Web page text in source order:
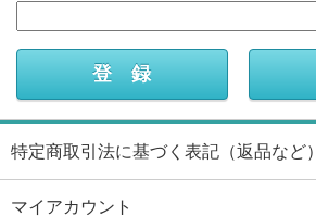
特定商取引法に基づく表記（返品など）
マイアカウント